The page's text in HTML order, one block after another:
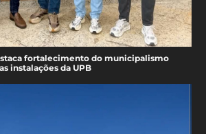
fortalecimento do municipalismo
instalações da UPB